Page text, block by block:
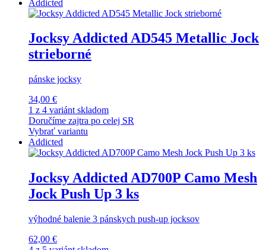
Addicted
Jocksy Addicted AD545 Metallic Jock
strieborné
pánske jocksy
34,00 €
1 z 4 variánt skladom
Doručíme zajtra po celej SR
Vybrať variantu
Addicted
Jocksy Addicted AD700P Camo Mesh
Jock Push Up 3 ks
výhodné balenie 3 pánskych push-up jocksov
62,00 €